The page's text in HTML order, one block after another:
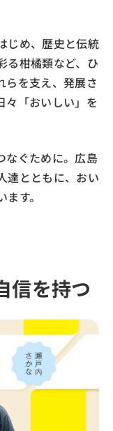
じめ、歴史と伝統
る柑橘類など、ひ
らを支え、発展さ
々「おいしい」を
なぐために。広島
達とともに、おい
す。
信を持つ